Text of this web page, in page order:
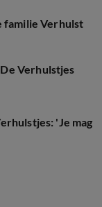
familie Verhulst
Verhulstjes
'Je mag